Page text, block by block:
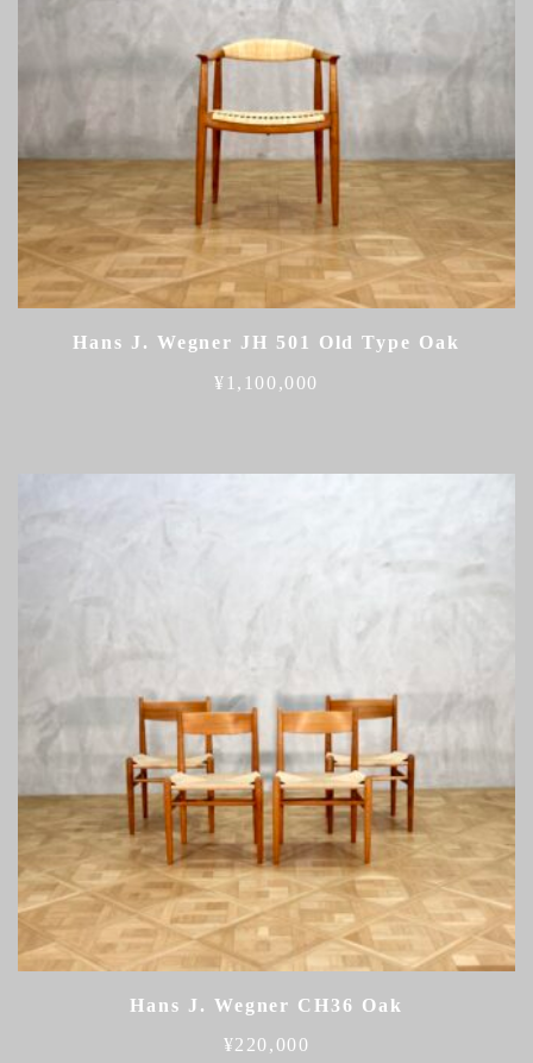
Hans J. Wegner JH 501 Old Type Oak
¥ 1,100,000
Hans J. Wegner CH36 Oak
¥220,000